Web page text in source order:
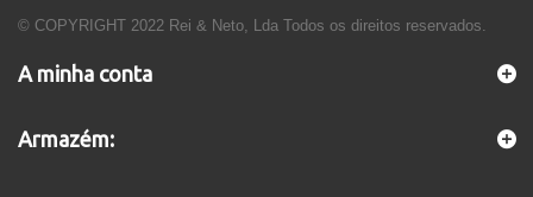
© COPYRIGHT 2022 Rei & Neto, Lda Todos os direitos reservados.
A minha conta
Armazém: